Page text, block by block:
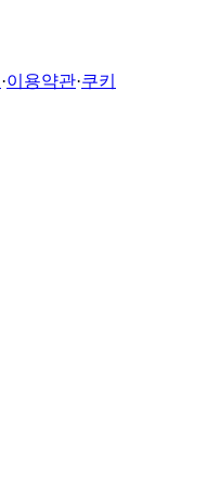
·이용약관·쿠키